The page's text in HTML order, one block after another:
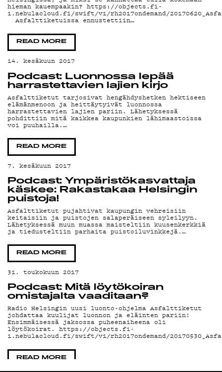
TIETOSUOJA
KIRJAUDU SISÄÄN
hieman kauempaakin? https://objects.fi-
1.nebulacloud.fi/swift/v1/rh2017ondemand/
Asfalttiketuissa ennustettiin…
READ MORE
14. kesäkuun 2017
Podcast: Luonnossa lepää
harrastettavien lajien kirjo
Asfalttiketut tarjosivat hengähdyshetken hektiseen
elämänmenoon ja heittäytyivät luonnossa
harrastettavien lajien pariin. Lähetyksessä
pohdittiin mitä kaikkea kaupunkien lähimaastoissa
voi puuhailla.…
READ MORE
7. kesäkuun 2017
Podcast: Ympäristökasvattaja
käskee: Rakastakaa Helsingin
puistoja!
Asfalttiketut pujahtivat kaupungin vehreisiin
keitaisiin ja puistojen salaperäiseen syleilyyn.
Lähetyksessä muun muassa maisteltiin kuusenkerkkiä
ja tiedusteltiin parhaita puistoiluvinkkejä.…
READ MORE
31. toukokuun 2017
Podcast: Mitä löytökoiran
omistajalta vaaditaan?
Radio Helsingin uusi luonto-ohjelma Asfalttiketut
johdattaa kuulijat luonnon ja eläinten pariin!
Ensimmäisessä jaksossa puheenaiheena oli
löytökoirat. https://objects.fi-
1.nebulacloud.fi/swift/v1/rh2017ondemand/
READ MORE